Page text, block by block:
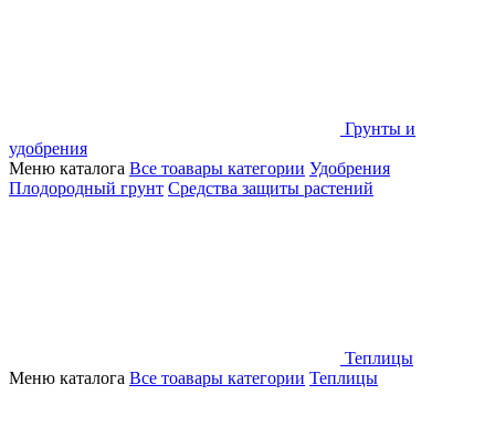
Грунты и
удобрения
Меню каталога Все тоавары категории Удобрения
Плодородный грунт Средства защиты растений
Теплицы
Меню каталога Все тоавары категории Теплицы